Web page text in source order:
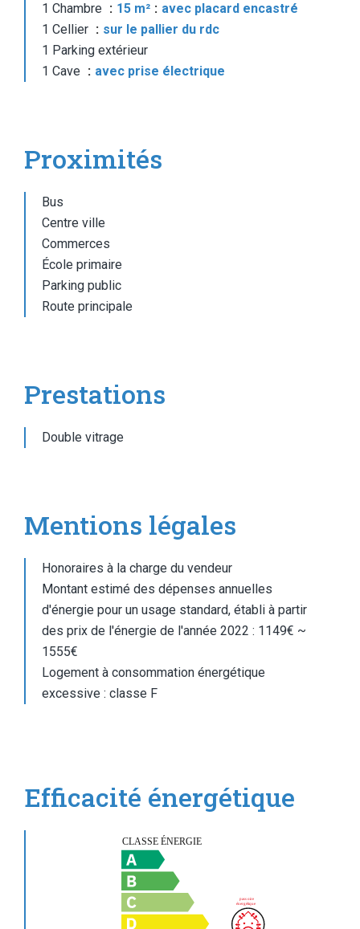
1 Chambre
15 m²
avec placard encastré
1 Cellier
sur le pallier du rdc
1 Parking extérieur
1 Cave
avec prise électrique
Proximités
Bus
Centre ville
Commerces
École primaire
Parking public
Route principale
Prestations
Double vitrage
Mentions légales
Honoraires à la charge du vendeur
Montant estimé des dépenses annuelles
d'énergie pour un usage standard, établi à partir
des prix de l'énergie de l'année 2022 : 1149€ ~
1555€
Logement à consommation énergétique
excessive : classe F
Efficacité énergétique